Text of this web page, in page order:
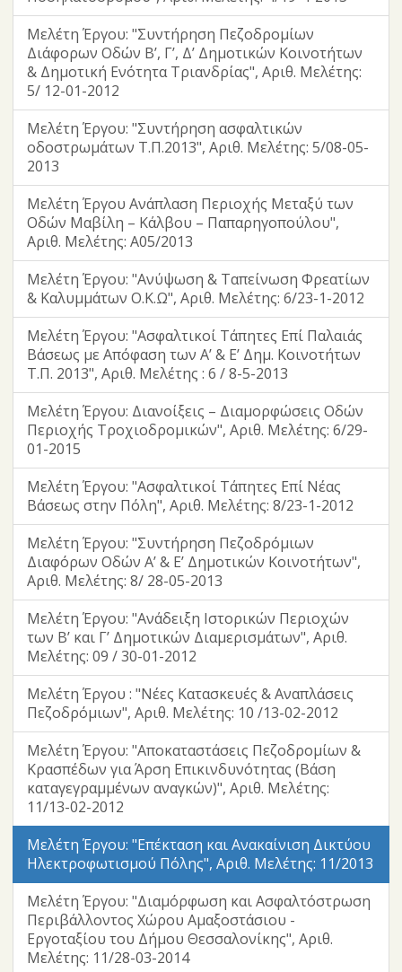
Μελέτη Έργου: "Συντήρηση Πεζοδρομίων
Διάφορων Οδών Β’, Γ’, Δ’ Δημοτικών Κοινοτήτων
& Δημοτική Ενότητα Τριανδρίας", Αριθ. Μελέτης:
5/ 12-01-2012
Μελέτη Έργου: "Συντήρηση ασφαλτικών
οδοστρωμάτων Τ.Π.2013", Αριθ. Μελέτης: 5/08-05-
2013
Μελέτη Έργου Ανάπλαση Περιοχής Μεταξύ των
Οδών Μαβίλη – Κάλβου – Παπαρηγοπούλου",
Αριθ. Μελέτης: Α05/2013
Μελέτη Έργου: "Ανύψωση & Ταπείνωση Φρεατίων
& Καλυμμάτων Ο.Κ.Ω", Αριθ. Μελέτης: 6/23-1-2012
Μελέτη Έργου: "Ασφαλτικοί Τάπητες Επί Παλαιάς
Βάσεως με Απόφαση των Α’ & Ε’ Δημ. Κοινοτήτων
Τ.Π. 2013", Αριθ. Μελέτης : 6 / 8-5-2013
Μελέτη Έργου: Διανοίξεις – Διαμορφώσεις Οδών
Περιοχής Τροχιοδρομικών", Αριθ. Μελέτης: 6/29-
01-2015
Μελέτη Έργου: "Ασφαλτικοί Τάπητες Επί Νέας
Βάσεως στην Πόλη", Αριθ. Μελέτης: 8/23-1-2012
Μελέτη Έργου: "Συντήρηση Πεζοδρόμιων
Διαφόρων Οδών Α’ & Ε’ Δημοτικών Κοινοτήτων",
Αριθ. Μελέτης: 8/ 28-05-2013
Μελέτη Έργου: "Ανάδειξη Ιστορικών Περιοχών
των Β’ και Γ’ Δημοτικών Διαμερισμάτων", Αριθ.
Μελέτης: 09 / 30-01-2012
Μελέτη Έργου : "Νέες Κατασκευές & Αναπλάσεις
Πεζοδρόμιων", Αριθ. Μελέτης: 10 /13-02-2012
Μελέτη Έργου: "Αποκαταστάσεις Πεζοδρομίων &
Κρασπέδων για Άρση Επικινδυνότητας (Βάση
καταγεγραμμένων αναγκών)", Αριθ. Μελέτης:
11/13-02-2012
Μελέτη Έργου: "Επέκταση και Ανακαίνιση Δικτύου
Ηλεκτροφωτισμού Πόλης", Αριθ. Μελέτης: 11/2013
Μελέτη Έργου: "Διαμόρφωση και Ασφαλτόστρωση
Περιβάλλοντος Χώρου Αμαξοστάσιου -
Εργοταξίου του Δήμου Θεσσαλονίκης", Αριθ.
Μελέτης: 11/28-03-2014